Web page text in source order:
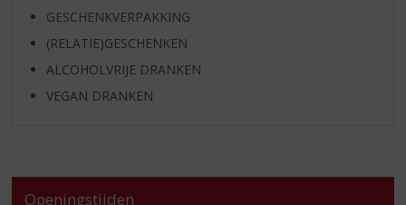
GESCHENKVERPAKKING
(RELATIE)GESCHENKEN
ALCOHOLVRIJE DRANKEN
VEGAN DRANKEN
Openingstijden